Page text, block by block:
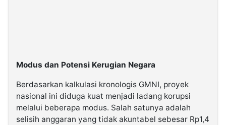
Modus dan Potensi Kerugian Negara
Berdasarkan kalkulasi kronologis GMNI, proyek
nasional ini diduga kuat menjadi ladang korupsi
melalui beberapa modus. Salah satunya adalah
selisih anggaran yang tidak akuntabel sebesar Rp1,4